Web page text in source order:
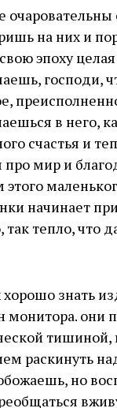
на них и
эпоху
господи,
в него,
счастья и
мир и
начинает
тепло, что
знать
монитора. они
тишиной,
раскинуть
но